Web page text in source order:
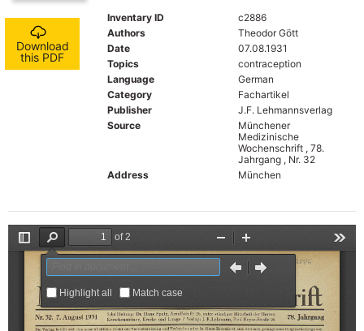
Download
this PDF
Inventary ID
c2886
Authors
Theodor Gött
Date
07.08.1931
Topics
contraception
Language
German
Category
Fachartikel
Publisher
J.F. Lehmannsverlag
Source
Münchener
Medizinische
Wochenschrift , 78.
Jahrgang , Nr. 32
Address
München